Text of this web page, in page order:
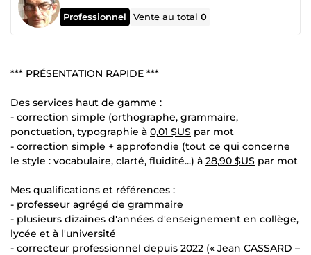
Professionnel Vente au total0
*** PRÉSENTATION RAPIDE ***
Des services haut de gamme :
- correction simple (orthographe, grammaire,
ponctuation, typographie à 0,01 $US par mot
- correction simple + approfondie (tout ce qui concerne
le style : vocabulaire, clarté, fluidité...) à 28,90 $US par mot
Mes qualifications et références :
- professeur agrégé de grammaire
- plusieurs dizaines d'années d'enseignement en collège,
lycée et à l'université
- correcteur professionnel depuis 2022 (« Jean CASSARD –